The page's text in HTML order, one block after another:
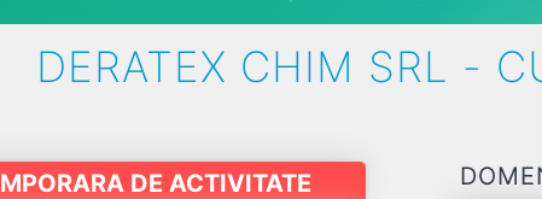
DERATEX CHIM SRL -
DE ACTIVITATE